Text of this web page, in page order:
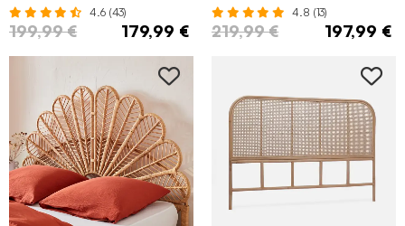
4.6 (43)
199,99 € 179,99 €
4.8 (13)
219,99 € 197,99 €